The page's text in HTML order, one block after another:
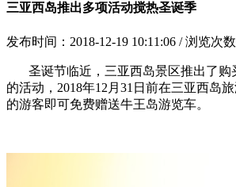
三亚西岛推出多项活动搅热圣诞季
发布时间：2018-12-19 10:11:06 /浏览次数
圣诞节临近，三亚西岛景区推出了购
的活动，2018年12月31日前在三亚西岛
的游客即可免费赠送牛王岛游览车。